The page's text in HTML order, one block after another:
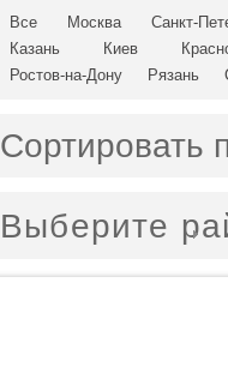
Все Москва
Санкт-
Казань
Киев
Ростов-на-Дону
Рязань
Сортировать
Выберите